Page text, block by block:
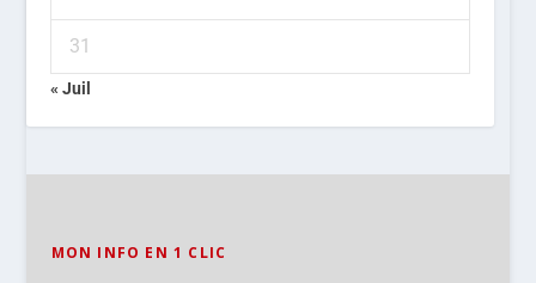
31
« Juil
MON INFO EN 1 CLIC